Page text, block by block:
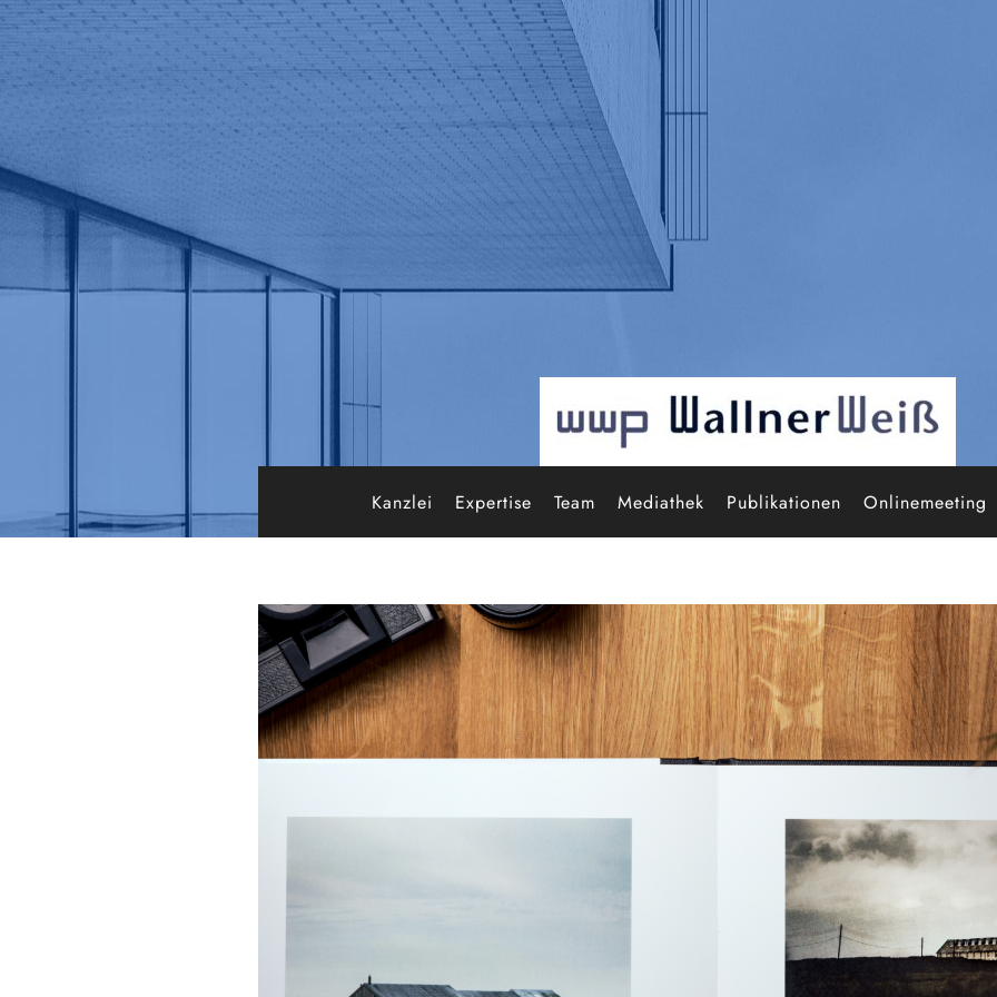
Kanzlei Expertise Team Mediathek Publikationen Onlinemeeting